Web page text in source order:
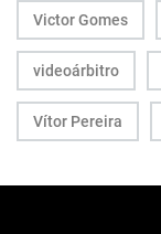
Victor Gomes
videoárbitro
Vítor Pereira